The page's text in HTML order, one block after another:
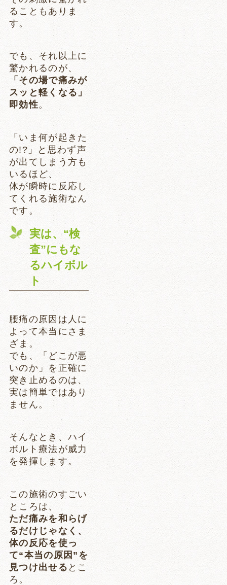
ることもありま
す。
でも、それ以上に
驚かれるのが、
「その場で痛みが
スッと軽くなる」
即効性。
「いま何が起きた
の!?」と思わず声
が出てしまう方も
いるほど、
体が瞬時に反応し
てくれる施術なん
です。
実は、“検
査”にもな
るハイボル
ト
腰痛の原因は人に
よって本当にさま
ざま。
でも、「どこが悪
いのか」を正確に
突き止めるのは、
実は簡単ではあり
ません。
そんなとき、ハイ
ボルト療法が威力
を発揮します。
この施術のすごい
ところは、
ただ痛みを和らげ
るだけじゃなく、
体の反応を使っ
て“本当の原因”を
見つけ出せる とこ
ろ。